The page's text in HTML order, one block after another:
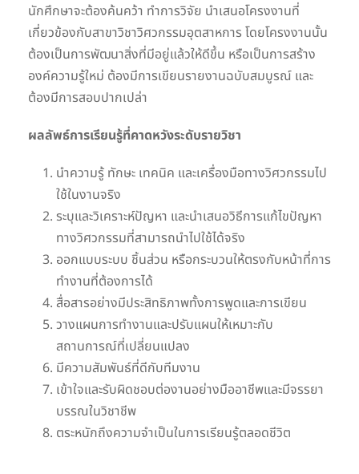
นักศึกษาจะต้องค้นคว้า ทำการวิจัย นำเสนอโครงงานที่
เกี่ยวข้องกับสาขาวิชาวิศวกรรมอุตสาหการ โดยโครงงานนั้น
ต้องเป็นการพัฒนาสิ่งที่มีอยู่แล้วให้ดีขึ้น หรือเป็นการสร้าง
องค์ความรู้ใหม่ ต้องมีการเขียนรายงานฉบับสมบูรณ์ และ
ต้องมีการสอบปากเปล่า
ผลลัพธ์การเรียนรู้ที่คาดหวังระดับรายวิชา
นำความรู้ ทักษะ เทคนิค และเครื่องมือทางวิศวกรรมไป
ใช้ในงานจริง
ระบุและวิเคราะห์ปัญหา และนำเสนอวิธีการแก้ไขปัญหา
ทางวิศวกรรมที่สามารถนำไปใช้ได้จริง
ออกแบบระบบ ชิ้นส่วน หรือกระบวนให้ตรงกับหน้าที่การ
ทำงานที่ต้องการได้
สื่อสารอย่างมีประสิทธิภาพทั้งการพูดและการเขียน
วางแผนการทำงานและปรับแผนให้เหมาะกับ
สถานการณ์ที่เปลี่ยนแปลง
มีความสัมพันธ์ที่ดีกับทีมงาน
เข้าใจและรับผิดชอบต่องานอย่างมืออาชีพและมีจรรยา
บรรณในวิชาชีพ
ตระหนักถึงความจำเป็นในการเรียนรู้ตลอดชีวิต